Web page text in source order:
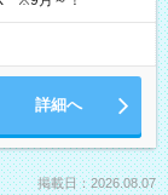
詳細へ
掲載日：2026.08.07